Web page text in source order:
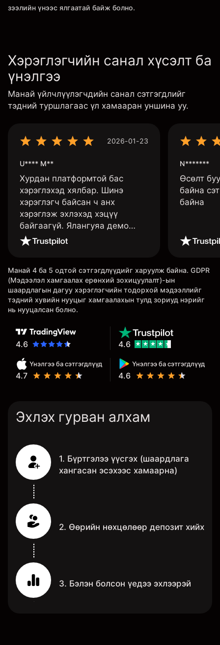
зээлийн үнээс ялгаатай байж болно.
Хэрэглэгчийн санал хүсэлт ба
үнэлгээ
Манай үйлчлүүлэгчдийн санал сэтгэгдлийг
тэдний туршлагаас үл хамааран уншина уу.
2026-01-23
U**** M**
Хурдан платформтой бас
хэрэглэхэд хялбар. Шинэ
хэрэглэгч байсан ч анх
хэрэглэж эхлэхэд хэцүү
байгаагүй. Ялангуяа демо
данс нь их хэрэгтэй ба
дэмтэй.
N*******
Өсөлт
байна
байна
Манай 4 ба 5 одтой сэтгэгдлүүдийг харуулж байна. GDPR
(Мэдээлэл хамгаалах ерөнхий зохицуулалт)-ын
шаардлагын дагуу хэрэглэгчийн тодорхой мэдээллийг
тэдний хувийн нууцыг хамгаалахын тулд зориуд нэрийг
нь нууцалсан болно.
4.6
Үнэлгээ ба сэтгэгдлүүд
4.7
Үнэлгээ ба сэтгэгдлүүд
4.6
4.6
Эхлэх гурван алхам
1. Бүртгэлээ үүсгэх (шаардлага
хангасан эсэхээс хамаарна)
2. Өөрийн нөхцөлөөр депозит хийх
3. Бэлэн болсон үедээ эхлээрэй